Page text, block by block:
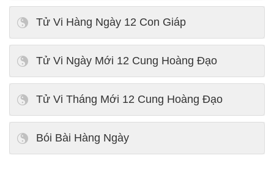
Tử Vi Hàng Ngày 12 Con Giáp
Tử Vi Ngày Mới 12 Cung Hoàng Đạo
Tử Vi Tháng Mới 12 Cung Hoàng Đạo
Bói Bài Hàng Ngày